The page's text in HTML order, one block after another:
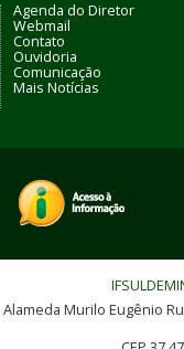
Agenda do Diretor
Webmail
Contato
Ouvidoria
Comunicação
Mais Notícias
Alameda Murilo Eugênio